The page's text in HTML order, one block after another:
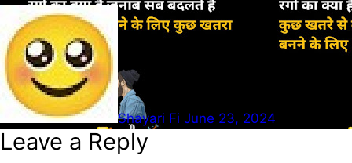
Shayari Fi June 23, 2024
Leave a Reply